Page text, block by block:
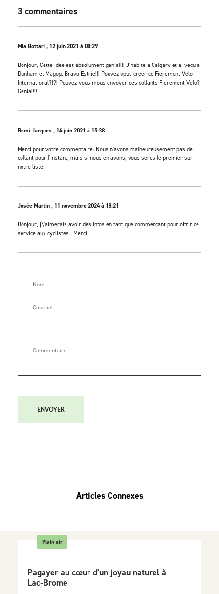
3 commentaires
Mia Bottari , 12 juin 2021 à 08:29
Bonjour, Cette idee est absolument genial!!! J’habite a Calgary et ai vecu a
Dunham et Magog. Bravo Estrie!!! Pouvez vpus creer ce Fierement Velo
International?!?! Pouvez-vous mous envoyer des collants Fierement Velo?
Genial!!!
Remi Jacques , 14 juin 2021 à 15:38
Merci pour votre commentaire. Nous n'avons malheureusement pas de
collant pour l'instant, mais si nous en avons, vous seres le premier sur
notre liste.
Josée Martin , 11 novembre 2024 à 18:21
Bonjour, j\'aimerais avoir des infos en tant que commerçant pour offrir ce
service aux cyclistes . Merci
ENVOYER
Articles Connexes
Plein air
Pagayer au cœur d’un joyau naturel à
Lac‑Brome